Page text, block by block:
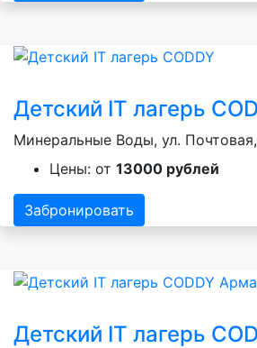
Детский IT лагерь
Минеральные Воды, ул.
Цены: от 13000 рублей
Забронировать
Детский IT лагерь